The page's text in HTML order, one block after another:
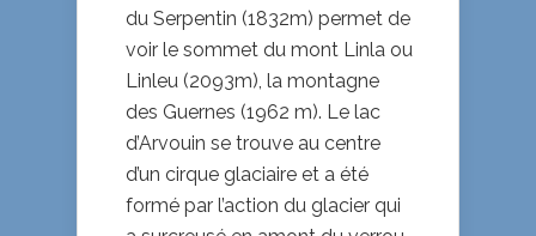
du Serpentin (1832m) permet de
voir le sommet du mont Linla ou
Linleu (2093m), la montagne
des Guernes (1962 m). Le lac
d’Arvouin se trouve au centre
d’un cirque glaciaire et a été
formé par l’action du glacier qui